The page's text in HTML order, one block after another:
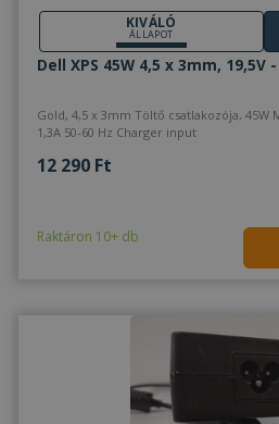
KIVÁLÓ
ÁLLAPOT
Dell XPS 45W 4,5 x 3mm, 19,5V
Gold, 4,5 x 3mm Töltő csatlakozója, 45W Max. teljesítmény, 100-240V
1,3A 50-60 Hz Charger input
12 290 Ft
Raktáron 10+ db